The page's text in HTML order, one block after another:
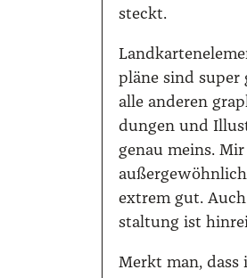
steckt.
plä­ne sind super
alle ande­ren
dun­gen und
genau meins.
extrem gut.
stal­tung ist
Merkt man, dass